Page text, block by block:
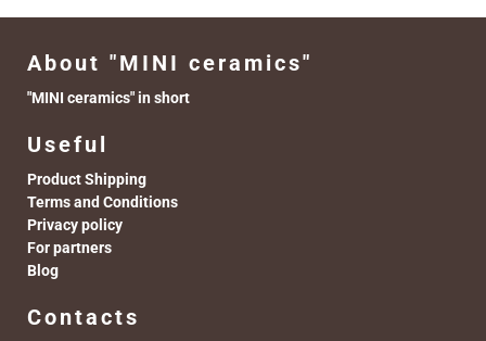
About "MINI ceramics"
"MINI ceramics" in short
Useful
Product Shipping
Terms and Conditions
Privacy policy
For partners
Blog
Contacts